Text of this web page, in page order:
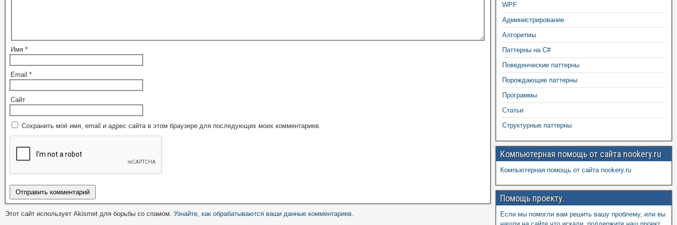
Имя *
Email *
Сайт
Сохранить моё имя, email и адрес сайта в этом браузере для последующих моих комментариев.
Этот сайт использует Akismet для борьбы со спамом. Узнайте, как обрабатываются ваши данные комментариев.
WPF
Администрирование
Алгоритмы
Паттерны на C#
Поведенческие паттерны
Порождающие паттерны
Программы
Статьи
Структурные паттерны
Компьютерная помощь от сайта nookery.ru
Компьютерная помощь от сайта nookery.ru
Помощь проекту.
Если мы помогли вам решить вашу проблему, или вы